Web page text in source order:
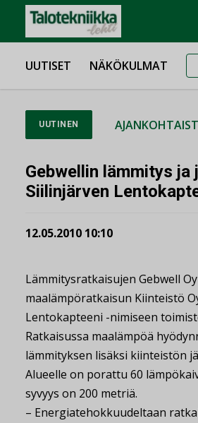
UUTISET NÄKÖKULMAT
UUTINEN
Gebwellin lämmitys ja
Siilinjärven
12.05.2010 10:10
Lämmitysratkaisujen Gebwell
maalämpöratkaisun Kiinteistö
Lentokapteeni -nimiseen
Ratkaisussa maalämpöä
lämmityksen lisäksi kiinteistön
Alueelle on porattu 60
syvyys on 200 metriä.
– Energiatehokkuudeltaan